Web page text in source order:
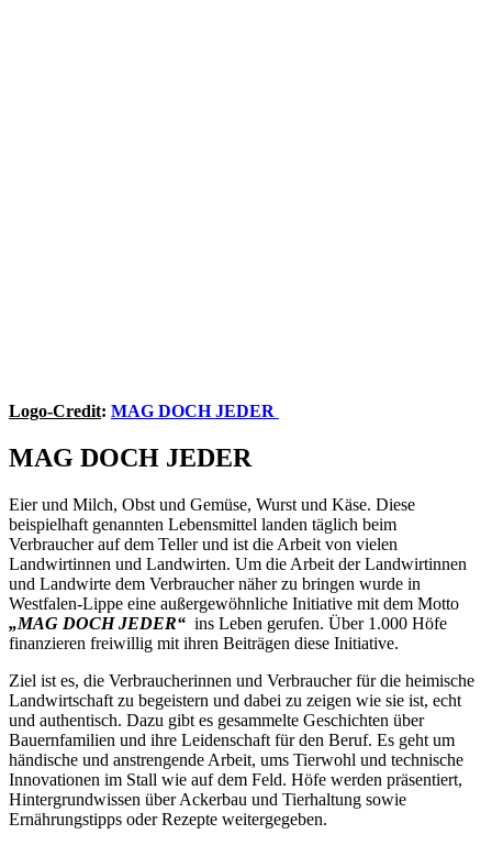
Logo-Credit: MAG DOCH JEDER
MAG DOCH JEDER
Eier und Milch, Obst und Gemüse, Wurst und Käse. Diese
beispielhaft genannten Lebensmittel landen täglich beim
Verbraucher auf dem Teller und ist die Arbeit von vielen
Landwirtinnen und Landwirten. Um die Arbeit der Landwirtinnen
und Landwirte dem Verbraucher näher zu bringen wurde in
Westfalen-Lippe eine außergewöhnliche Initiative mit dem Motto
„MAG DOCH JEDER“ ins Leben gerufen. Über 1.000 Höfe
finanzieren freiwillig mit ihren Beiträgen diese Initiative.
Ziel ist es, die Verbraucherinnen und Verbraucher für die heimische
Landwirtschaft zu begeistern und dabei zu zeigen wie sie ist, echt
und authentisch. Dazu gibt es gesammelte Geschichten über
Bauernfamilien und ihre Leidenschaft für den Beruf. Es geht um
händische und anstrengende Arbeit, ums Tierwohl und technische
Innovationen im Stall wie auf dem Feld. Höfe werden präsentiert,
Hintergrundwissen über Ackerbau und Tierhaltung sowie
Ernährungstipps oder Rezepte weitergegeben.